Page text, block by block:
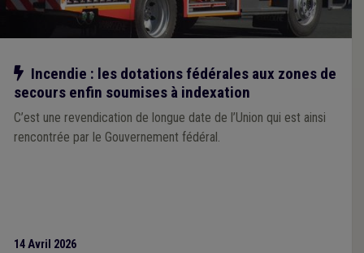
Notre action
Incendie : les dotations fédérales aux zones de
secours enfin soumises à indexation
C’est une revendication de longue date de l’Union qui est ainsi
rencontrée par le Gouvernement fédéral.
14 Avril 2026